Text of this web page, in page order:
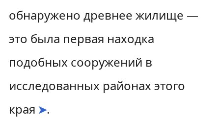
обнаружено древнее жилище —
это была первая находка
подобных сооружений в
исследованных районах этого
края ➤.